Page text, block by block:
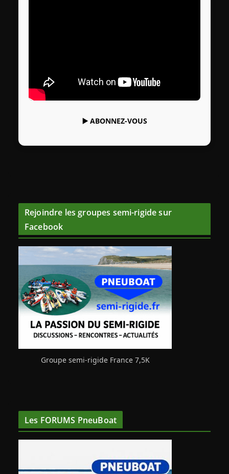
▶️ ABONNEZ-VOUS
Rejoindre les groupes semi-rigide sur
Facebook
Groupe semi-rigide France 7,5K
Les FORUMS PneuBoat